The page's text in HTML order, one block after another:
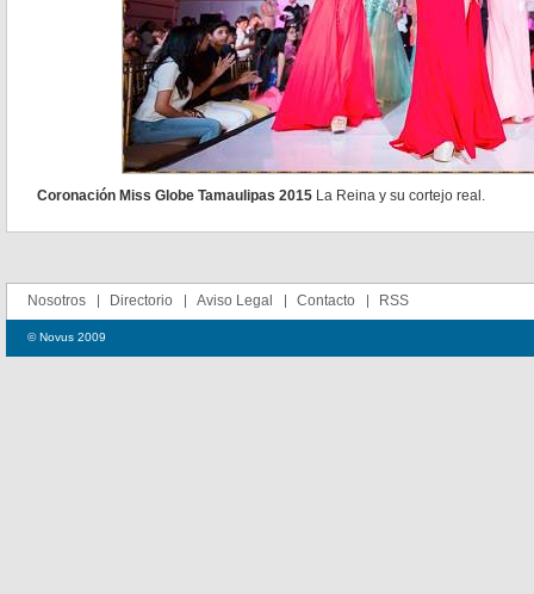
Coronación Miss Globe Tamaulipas 2015 La Reina y su cortejo real.
Nosotros Directorio Aviso Legal Contacto RSS
© Novus 2009